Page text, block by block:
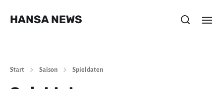
HANSA NEWS
Start Saison Spieldaten